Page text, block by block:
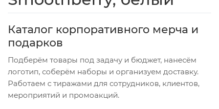
Каталог корпоративного мерча и
подарков
Подберём товары под задачу и бюджет, нанесём
логотип, соберём наборы и организуем доставку.
Работаем с тиражами для сотрудников, клиентов,
мероприятий и промоакций.